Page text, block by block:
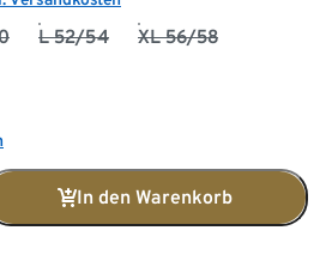
L 52/54 XL 56/58
In den Warenkorb